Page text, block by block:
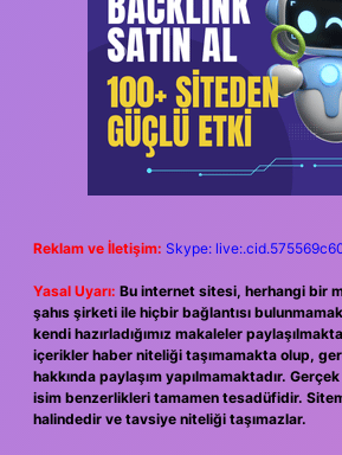
Reklam ve İletişim: Skype:
Yasal Uyarı: Bu internet sitesi, herhangi bir
şahıs şirketi ile hiçbir bağlantısı
kendi hazırladığımız makaleler
içerikler haber niteliği taşımamakta olup,
hakkında paylaşım yapılmamaktadır.
isim benzerlikleri tamamen tesadüfidir.
halindedir ve tavsiye niteliği taşımazlar.